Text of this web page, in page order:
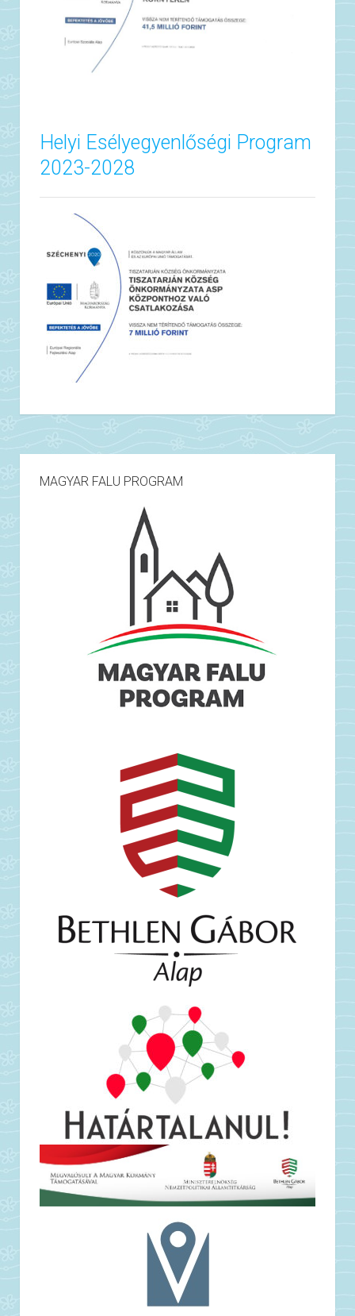
Helyi Esélyegyenlőségi Program
2023-2028
MAGYAR FALU PROGRAM